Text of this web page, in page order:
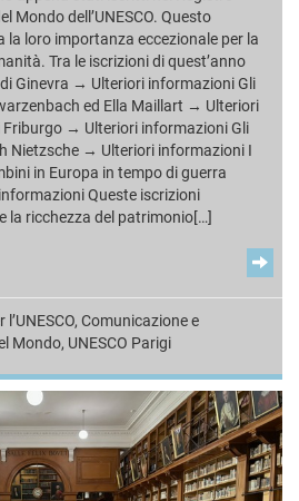
Mondo dell’UNESCO. Questo
loro importanza eccezionale per la
Tra le iscrizioni di quest’anno
Ginevra → Ulteriori informazioni Gli
ed Ella Maillart → Ulteriori
→ Ulteriori informazioni Gli
Nietzsche → Ulteriori informazioni I
in Europa in tempo di guerra
Queste iscrizioni
la ricchezza del patrimonio[…]
, Comunicazione e
Mondo, UNESCO Parigi